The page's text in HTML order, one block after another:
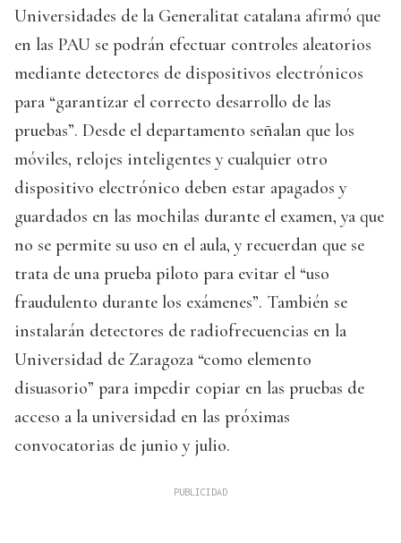
Universidades de la Generalitat catalana afirmó que
en las PAU se podrán efectuar controles aleatorios
mediante detectores de dispositivos electrónicos
para “garantizar el correcto desarrollo de las
pruebas”. Desde el departamento señalan que los
móviles, relojes inteligentes y cualquier otro
dispositivo electrónico deben estar apagados y
guardados en las mochilas durante el examen, ya que
no se permite su uso en el aula, y recuerdan que se
trata de una prueba piloto para evitar el “uso
fraudulento durante los exámenes”. También se
instalarán detectores de radiofrecuencias en la
Universidad de Zaragoza “como elemento
disuasorio” para impedir copiar en las pruebas de
acceso a la universidad en las próximas
convocatorias de junio y julio.